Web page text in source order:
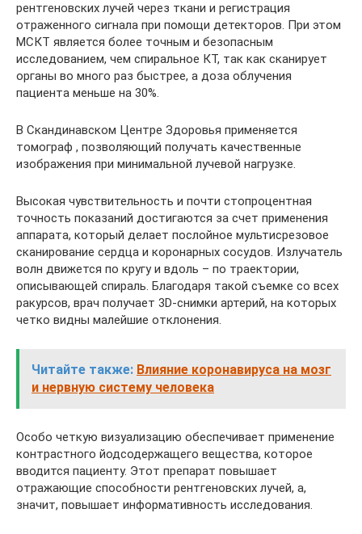
рентгеновских лучей через ткани и регистрация
отраженного сигнала при помощи детекторов. При этом
МСКТ является более точным и безопасным
исследованием, чем спиральное КТ, так как сканирует
органы во много раз быстрее, а доза облучения
пациента меньше на 30%.
В Скандинавском Центре Здоровья применяется
томограф , позволяющий получать качественные
изображения при минимальной лучевой нагрузке.
Высокая чувствительность и почти стопроцентная
точность показаний достигаются за счет применения
аппарата, который делает послойное мультисрезовое
сканирование сердца и коронарных сосудов. Излучатель
волн движется по кругу и вдоль – по траектории,
описывающей спираль. Благодаря такой съемке со всех
ракурсов, врач получает 3D-снимки артерий, на которых
четко видны малейшие отклонения.
Читайте также: Влияние коронавируса на мозг
и нервную систему человека
Особо четкую визуализацию обеспечивает применение
контрастного йодсодержащего вещества, которое
вводится пациенту. Этот препарат повышает
отражающие способности рентгеновских лучей, а,
значит, повышает информативность исследования.